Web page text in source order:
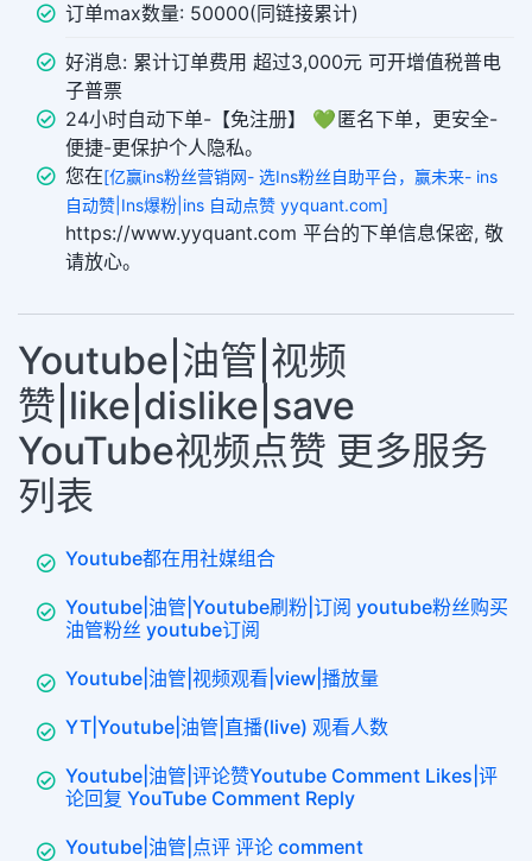
订单max数量: 50000(同链接累计)
好消息: 累计订单费用 超过3,000元 可开增值税普电
子普票
24小时自动下单-【免注册】 💚 匿名下单，更安全-
便捷-更保护个人隐私。
您在[亿赢ins粉丝营销网- 选Ins粉丝自助平台，赢未来- ins
自动赞|Ins爆粉|ins 自动点赞 yyquant.com]
https://www.yyquant.com 平台的下单信息保密, 敬
请放心。
Youtube|油管|视频
赞|like|dislike|save
YouTube视频点赞 更多服务
列表
Youtube都在用社媒组合
Youtube|油管|Youtube刷粉|订阅 youtube粉丝购买
油管粉丝 youtube订阅
Youtube|油管|视频观看|view|播放量
YT|Youtube|油管|直播(live) 观看人数
Youtube|油管|评论赞Youtube Comment Likes|评
论回复 YouTube Comment Reply
Youtube|油管|点评 评论 comment